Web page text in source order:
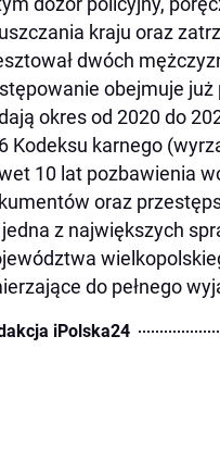
kraju oraz
dwóch
obejmuje
okres od 2020 do
Kodeksu karnego
10 lat pozbawienia
oraz
z największych
do pełnego
iPolska24